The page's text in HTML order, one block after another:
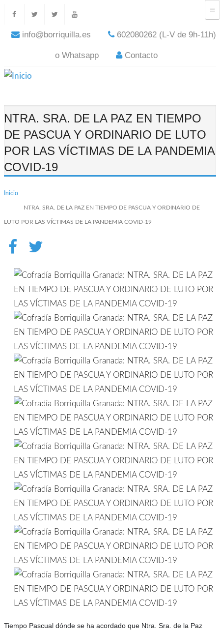
info@borriquilla.es 602080262 (L-V de 9h-11h)
o Whatsapp Contacto
NTRA. SRA. DE LA PAZ EN TIEMPO
DE PASCUA Y ORDINARIO DE LUTO
POR LAS VÍCTIMAS DE LA PANDEMIA
COVID-19
Inicio
NTRA. SRA. DE LA PAZ EN TIEMPO DE PASCUA Y ORDINARIO DE
LUTO POR LAS VÍCTIMAS DE LA PANDEMIA COVID-19
Tiempo Pascual dónde se ha acordado que Ntra. Sra. de la Paz